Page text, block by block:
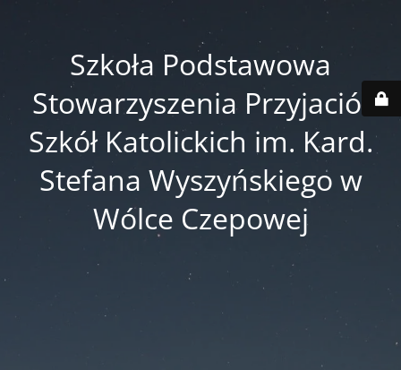
Szkoła Podstawowa
Stowarzyszenia Przyjaciół
Szkół Katolickich im. Kard.
Stefana Wyszyńskiego w
Wólce Czepowej